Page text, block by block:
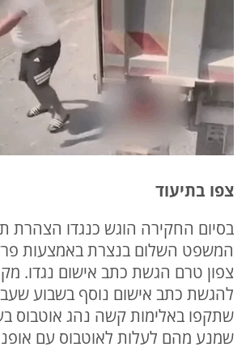
צפו בתיעוד
בסיום החקירה הוגש כנגדו הצהרת
המשפט השלום בנצרת באמצעות
צפון טרם הגשת כתב אישום נגדו.
שתקפו באלימות קשה נהג אוטבוס
שמנע מהם לעלות לאוטבוס עם